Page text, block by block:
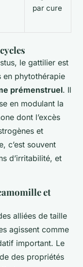
par cure
, le gattilier est
en phytothérapie
prémenstruel. Il
en modulant la
dont l’excès
et
c’est souvent
d’irritabilité, et
et
alliées de taille
agissent comme
important. Le
des propriétés